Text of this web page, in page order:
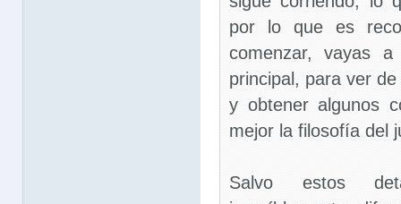
por lo que es
comenzar, vayas
principal, para ver
y obtener algunos
mejor la filosofía del
Salvo estos